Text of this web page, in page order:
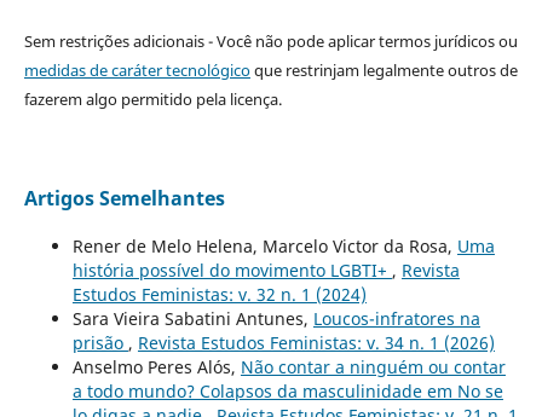
Sem restrições adicionais - Você não pode aplicar termos jurídicos ou
medidas de caráter tecnológicoque restrinjam legalmente outros de
fazerem algo permitido pela licença.
Artigos Semelhantes
Rener de Melo Helena, Marcelo Victor da Rosa, Uma
história possível do movimento LGBTI+ , Revista
Estudos Feministas: v. 32 n. 1 (2024)
Sara Vieira Sabatini Antunes, Loucos-infratores na
prisão , Revista Estudos Feministas: v. 34 n. 1 (2026)
Anselmo Peres Alós, Não contar a ninguém ou contar
a todo mundo? Colapsos da masculinidade em No se